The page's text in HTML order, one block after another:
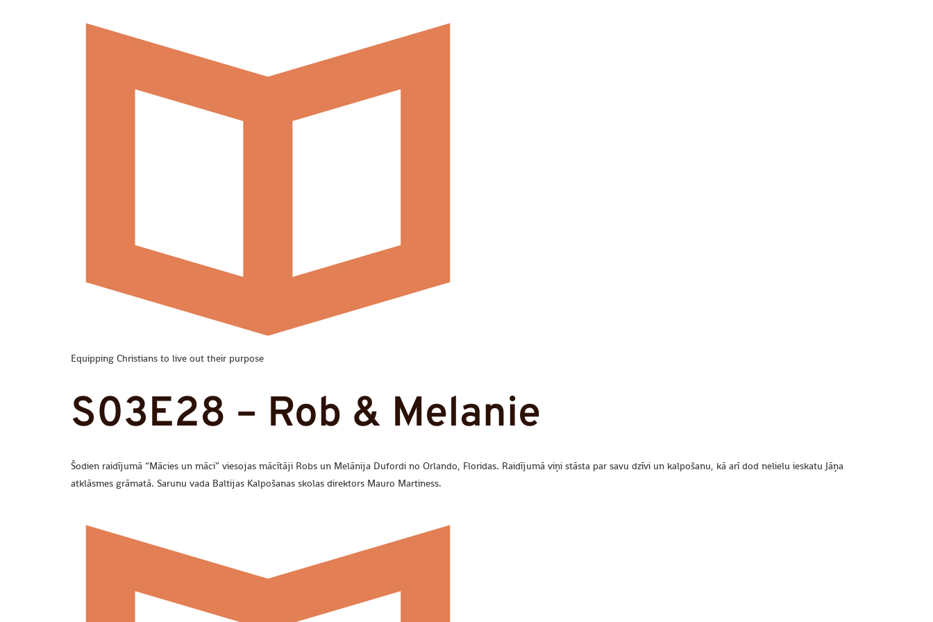
Equipping Christians to live out their purpose
S03E28 – Rob & Melanie
Šodien raidījumā “Mācies un māci” viesojas mācītāji Robs un Melānija Dufordi no Orlando, Floridas. Raidījumā viņi stāsta par savu dzīvi un kalpošanu, kā arī dod nelielu ieskatu Jāņa
atklāsmes grāmatā. Sarunu vada Baltijas Kalpošanas skolas direktors Mauro Martiness.